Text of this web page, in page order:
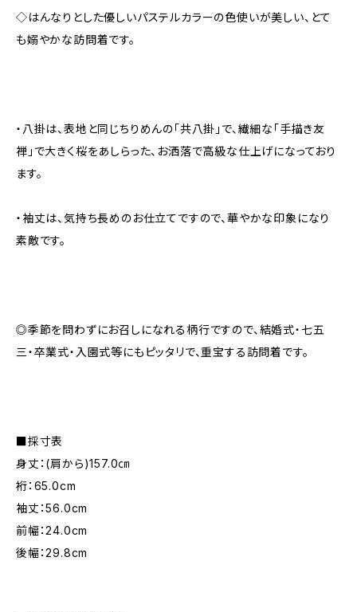
◇はんなりとした優しいパステルカラーの色使いが美しい、とて
も嫋やかな訪問着です。
・八掛は、表地と同じちりめんの「共八掛」で、繊細な「手描き友
禅」で大きく桜をあしらった、お洒落で高級な仕上げになっており
ます。
・袖丈は、気持ち長めのお仕立てですので、華やかな印象になり
素敵です。
◎季節を問わずにお召しになれる柄行ですので、結婚式・七五
三・卒業式・入園式等にもピッタリで、重宝する訪問着です。
■採寸表
身丈：(肩から)157.0㎝
裄：65.0cm
袖丈：56.0cm
前幅：24.0cm
後幅：29.8cm